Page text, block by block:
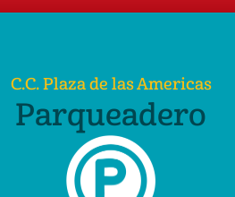
C.C. Plaza de las Americas
Parqueadero